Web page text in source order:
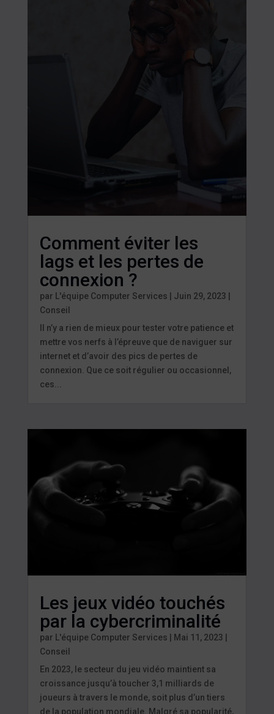
Comment éviter les
lags et les pertes de
connexion ?
par L'équipe Computer Services Juin 29, 2023
Conseil
Il n’y a rien de mieux pour tester votre patience et
mettre vos nerfs à l’épreuve que de naviguer sur
internet et d’avoir des pics de pertes de
connexion. Que ce soit régulier ou occasionnel,
ces...
Les jeux vidéo touchés
par la cybercriminalité
par L'équipe Computer Services Mai 11, 2023
Conseil
En 2023, le secteur du jeu vidéo maintient sa
croissance jusqu’à toucher 3,1 milliards de
joueurs à travers le monde, soit plus d’un tiers
de la population mondiale. Malgré sa popularité,